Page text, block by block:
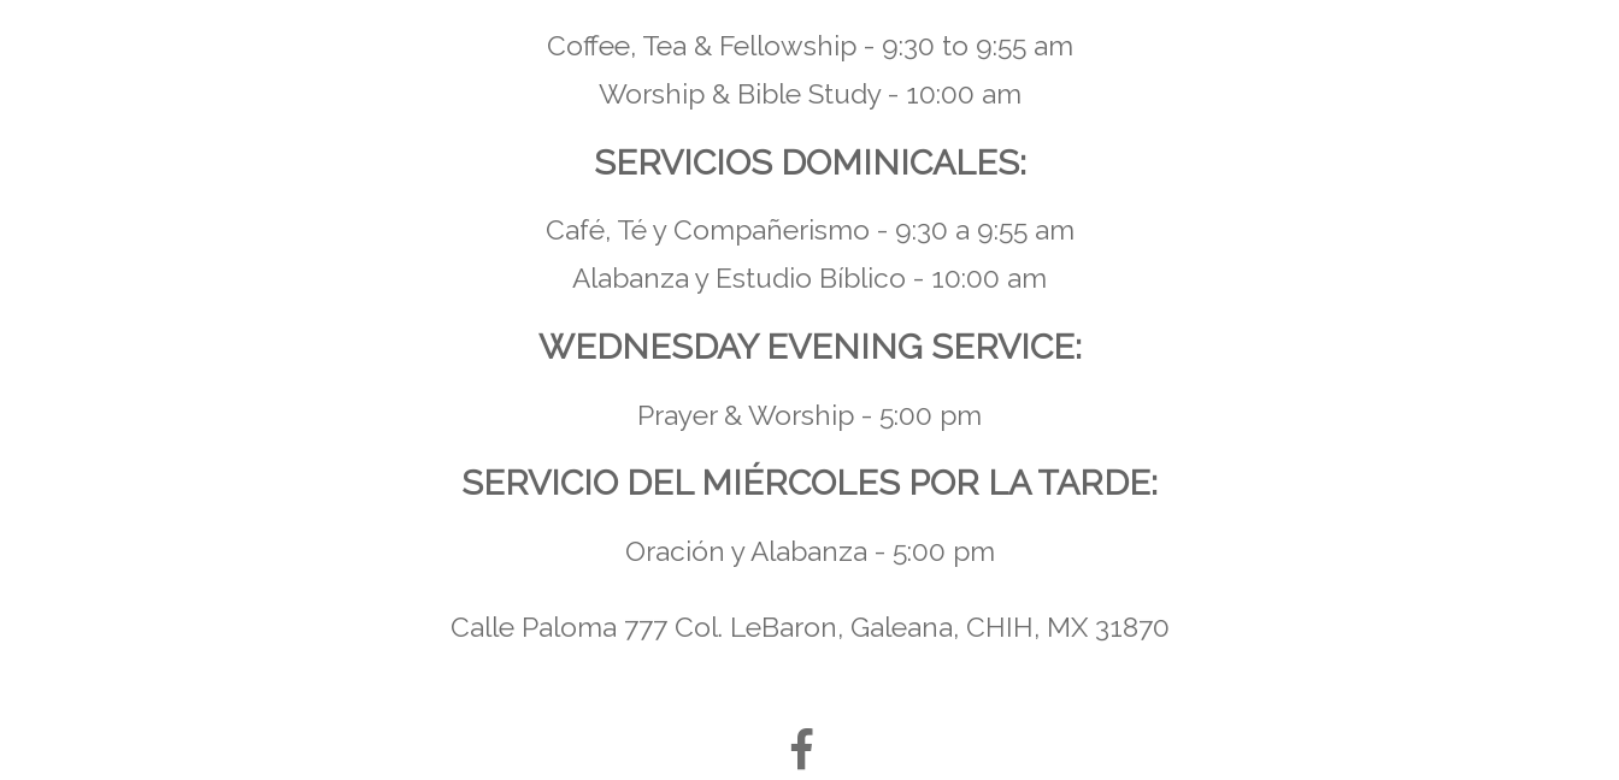
Coffee, Tea & Fellowship - 9:30 to 9:55 am
Worship & Bible Study - 10:00 am
SERVICIOS DOMINICALES:
Café, Té y Compañerismo - 9:30 a 9:55 am
Alabanza y Estudio Bíblico - 10:00 am
WEDNESDAY EVENING SERVICE:
Prayer & Worship - 5:00 pm
SERVICIO DEL MIÉRCOLES POR LA TARDE:
Oración y Alabanza - 5:00 pm
Calle Paloma 777 Col. LeBaron, Galeana, CHIH, MX 31870